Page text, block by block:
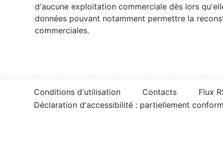
d'aucune exploitation commerciale dès lors
données pouvant notamment permettre la
commerciales.
Conditions d'utilisation Contacts
Flux
Déclaration d'accessibilité : partiellement